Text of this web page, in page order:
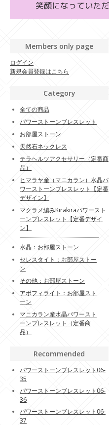
Members only page
ログイン
新規会員登録はこちら
Category
全ての商品
パワーストーンブレスレット
お部屋ストーン
天然石ネックレス
テラヘルツアクセサリー（定番商
品）
ヒマラヤ産（マニカラン）水晶パ
ワーストーンブレスレット【定番
デザイン】
マクラメ編みKirakiraパワースト
ーンブレスレット【定番デザイ
ン】
水晶：お部屋ストーン
セレスタイト：お部屋ストー
ン
その他：お部屋ストーン
アポフィライト：お部屋スト
ーン
マニカラン産水晶パワースト
ーンブレスレット（定番商
品）
Recommended
パワーストーンブレスレット06-
35
パワーストーンブレスレット06-
36
パワーストーンブレスレット06-
37